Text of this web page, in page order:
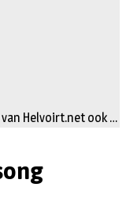
Helvoirt.net ook …